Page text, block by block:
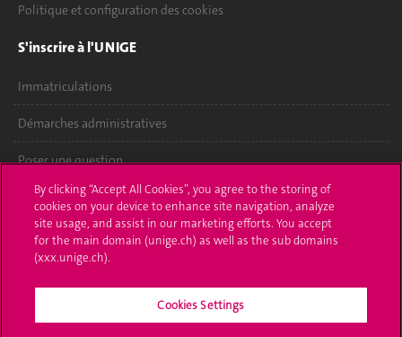
Politique et configuration des cookies
S'inscrire à l'UNIGE
Immatriculations
Démarches administratives
Poser une question
L'UNIGE vous informe
UNIGE Mobile
By clicking “Accept All Cookies”, you agree to the storing of
cookies on your device to enhance site navigation, analyze
site usage, and assist in our marketing efforts. You accept
for the main domain (unige.ch) as well as the sub domains
(xxx.unige.ch).
Cookies Settings